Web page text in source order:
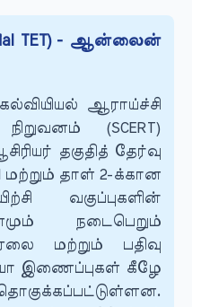
TET) - ஆன்லைன்
ஆராய்ச்சி
(SCERT)
தகுதித் தேர்வு
1 மற்றும் தாள் 2-க்கான
வகுப்புகளின்
நடைபெறும்
மற்றும் பதிவு
இணைப்புகள் கீழே